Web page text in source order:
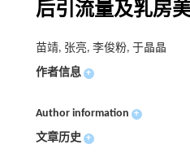
后引流量及乳房
苗靖, 张亮, 李俊粉, 于晶晶
作者信息 +
Author information +
文章历史 +